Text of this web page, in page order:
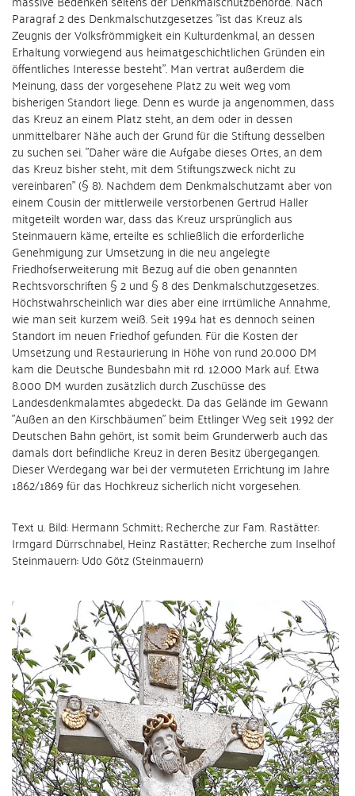
Paragraf 2 des Denkmalschutzgesetzes "ist das Kreuz als
Zeugnis der Volksfrömmigkeit ein Kulturdenkmal, an dessen
Erhaltung vorwiegend aus heimatgeschichtlichen Gründen ein
öffentliches Interesse besteht". Man vertrat außerdem die
Meinung, dass der vorgesehene Platz zu weit weg vom
bisherigen Standort liege. Denn es wurde ja angenommen, dass
das Kreuz an einem Platz steht, an dem oder in dessen
unmittelbarer Nähe auch der Grund für die Stiftung desselben
zu suchen sei. "Daher wäre die Aufgabe dieses Ortes, an dem
das Kreuz bisher steht, mit dem Stiftungszweck nicht zu
vereinbaren" (§ 8). Nachdem dem Denkmalschutzamt aber von
einem Cousin der mittlerweile verstorbenen Gertrud Haller
mitgeteilt worden war, dass das Kreuz ursprünglich aus
Steinmauern käme, erteilte es schließlich die erforderliche
Genehmigung zur Umsetzung in die neu angelegte
Friedhofserweiterung mit Bezug auf die oben genannten
Rechtsvorschriften § 2 und § 8 des Denkmalschutzgesetzes.
Höchstwahrscheinlich war dies aber eine irrtümliche Annahme,
wie man seit kurzem weiß. Seit 1994 hat es dennoch seinen
Standort im neuen Friedhof gefunden. Für die Kosten der
Umsetzung und Restaurierung in Höhe von rund 20.000 DM
kam die Deutsche Bundesbahn mit rd. 12.000 Mark auf. Etwa
8.000 DM wurden zusätzlich durch Zuschüsse des
Landesdenkmalamtes abgedeckt. Da das Gelände im Gewann
"Außen an den Kirschbäumen" beim Ettlinger Weg seit 1992 der
Deutschen Bahn gehört, ist somit beim Grunderwerb auch das
damals dort befindliche Kreuz in deren Besitz übergegangen.
Dieser Werdegang war bei der vermuteten Errichtung im Jahre
1862/1869 für das Hochkreuz sicherlich nicht vorgesehen.
Text u. Bild: Hermann Schmitt; Recherche zur Fam. Rastätter:
Irmgard Dürrschnabel, Heinz Rastätter; Recherche zum Inselhof
Steinmauern: Udo Götz (Steinmauern)